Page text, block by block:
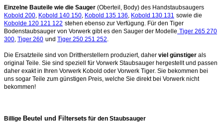
Einzelne Bauteile wie die Sauger (Oberteil, Body) des Handstaubsaugers
Kobold 200 Kobold 140 150 Kobold 135 136 Kobold 130 131 sowie die
Kobolde 120 121 122 stehen ebenso zur Verfügung. Für den Tiger
Bodenstaubsauger von Vorwerk gibt es den Sauger der Modelle Tiger 265 270
300 Tiger 260 und Tiger 250 251 252
Die Ersatzteile sind von Drittherstellern produziert, daher viel günstiger als
original Teile. Sie sind speziell für Vorwerk Staubsauger hergestellt und passen
daher exakt in Ihren Vorwerk Kobold oder Vorwerk Tiger. Sie bekommen bei
uns sogar Teile zum günstigen Preis, welche Sie direkt bei Vorwerk nicht
bekommen!
Billige Beutel und Filtersets für den Staubsauger